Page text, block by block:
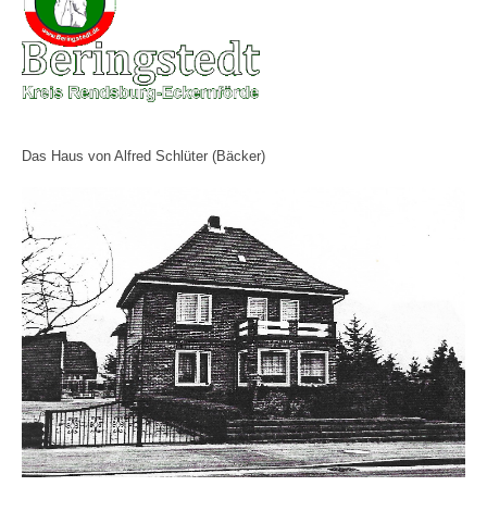
Das Haus von Alfred Schlüter (Bäcker)